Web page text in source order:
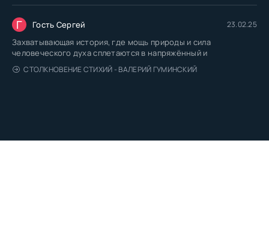
Г Гость Сергей 23.02.25
Захватывающая история, где мощь природы и сила
человеческого духа сплетаются в напряжённый и
СТОЛКНОВЕНИЕ СТИХИЙ - ВАЛЕРИЙ ГУМИНСКИЙ